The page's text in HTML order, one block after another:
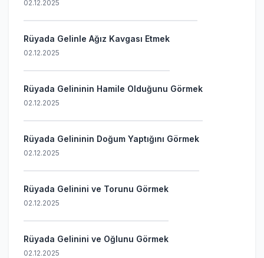
02.12.2025
Rüyada Gelinle Ağız Kavgası Etmek
02.12.2025
Rüyada Gelininin Hamile Olduğunu Görmek
02.12.2025
Rüyada Gelininin Doğum Yaptığını Görmek
02.12.2025
Rüyada Gelinini ve Torunu Görmek
02.12.2025
Rüyada Gelinini ve Oğlunu Görmek
02.12.2025